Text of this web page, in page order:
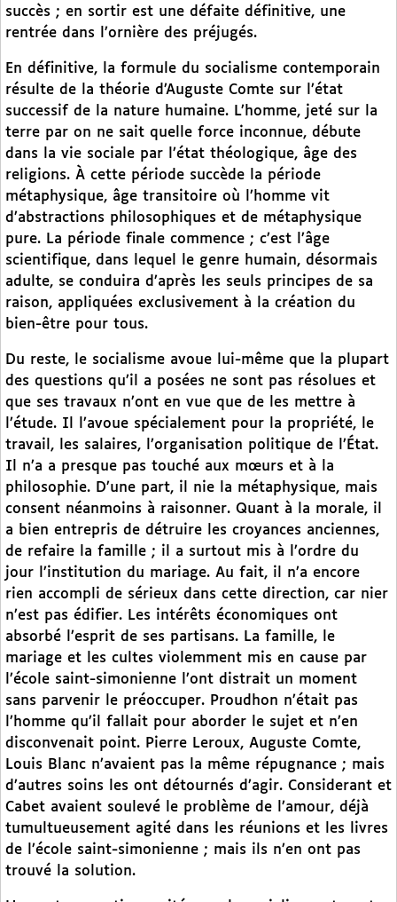
succès ; en sortir est une défaite définitive, une
rentrée dans l’ornière des préjugés.
En définitive, la formule du socialisme contemporain
résulte de la théorie d’Auguste Comte sur l’état
successif de la nature humaine. L’homme, jeté sur la
terre par on ne sait quelle force inconnue, débute
dans la vie sociale par l’état théologique, âge des
religions. À cette période succède la période
métaphysique, âge transitoire où l’homme vit
d’abstractions philosophiques et de métaphysique
pure. La période finale commence ; c’est l’âge
scientifique, dans lequel le genre humain, désormais
adulte, se conduira d’après les seuls principes de sa
raison, appliquées exclusivement à la création du
bien-être pour tous.
Du reste, le socialisme avoue lui-même que la plupart
des questions qu’il a posées ne sont pas résolues et
que ses travaux n’ont en vue que de les mettre à
l’étude. Il l’avoue spécialement pour la propriété, le
travail, les salaires, l’organisation politique de l’État.
Il n’a a presque pas touché aux mœurs et à la
philosophie. D’une part, il nie la métaphysique, mais
consent néanmoins à raisonner. Quant à la morale, il
a bien entrepris de détruire les croyances anciennes,
de refaire la famille ; il a surtout mis à l’ordre du
jour l’institution du mariage. Au fait, il n’a encore
rien accompli de sérieux dans cette direction, car nier
n’est pas édifier. Les intérêts économiques ont
absorbé l’esprit de ses partisans. La famille, le
mariage et les cultes violemment mis en cause par
l’école saint-simonienne l’ont distrait un moment
sans parvenir le préoccuper. Proudhon n’était pas
l’homme qu’il fallait pour aborder le sujet et n’en
disconvenait point. Pierre Leroux, Auguste Comte,
Louis Blanc n’avaient pas la même répugnance ; mais
d’autres soins les ont détournés d’agir. Considerant et
Cabet avaient soulevé le problème de l’amour, déjà
tumultueusement agité dans les réunions et les livres
de l’école saint-simonienne ; mais ils n’en ont pas
trouvé la solution.